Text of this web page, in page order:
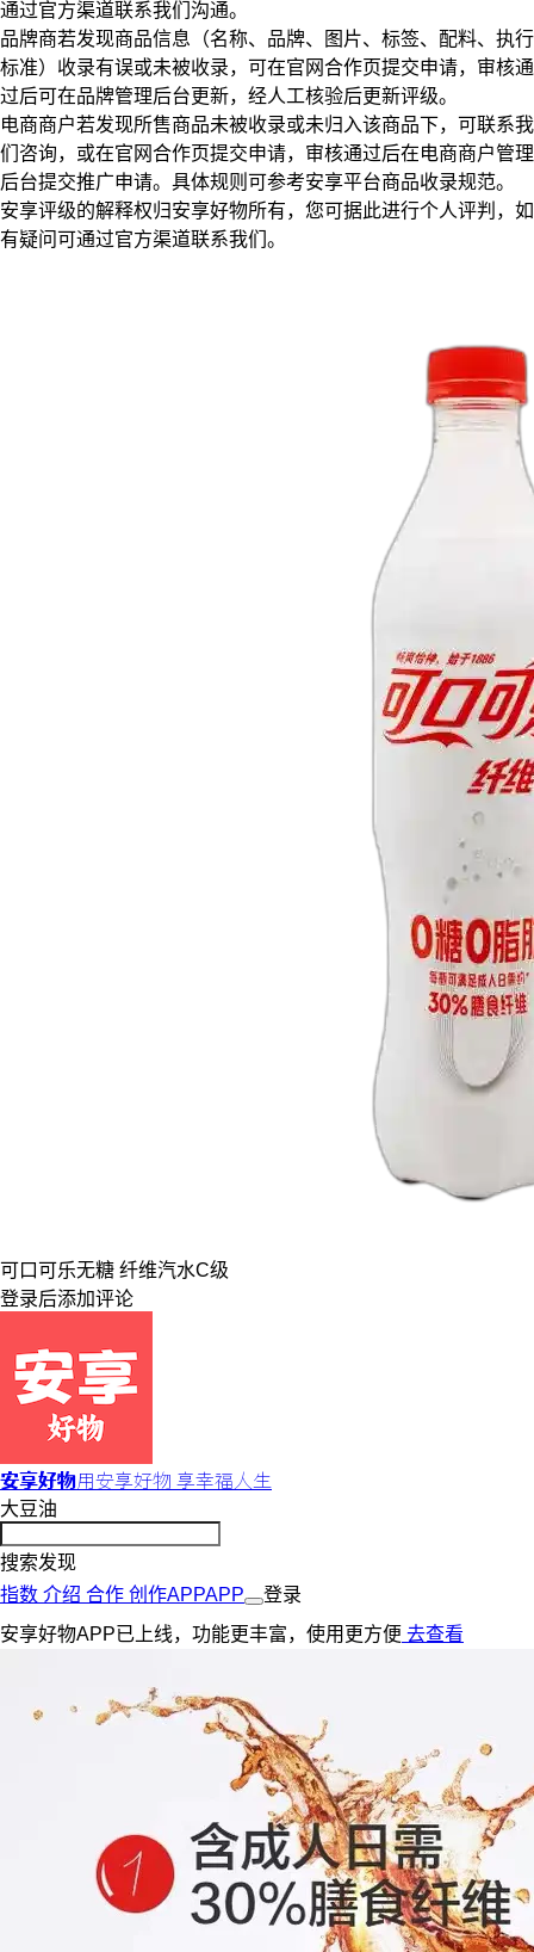
通过官方渠道联系我们沟通。
品牌商若发现商品信息（名称、品牌、图片、标签、配料、执行
标准）收录有误或未被收录，可在官网合作页提交申请，审核通
过后可在品牌管理后台更新，经人工核验后更新评级。
电商商户若发现所售商品未被收录或未归入该商品下，可联系我
们咨询，或在官网合作页提交申请，审核通过后在电商商户管理
后台提交推广申请。具体规则可参考安享平台商品收录规范。
安享评级的解释权归安享好物所有，您可据此进行个人评判，如
有疑问可通过官方渠道联系我们。
可口可乐无糖 纤维汽水C级
登录后添加评论
安享好物用安享好物 享幸福人生
大豆油
搜索发现
指数 介绍 合作 创作APPAPP
登录
安享好物APP已上线，功能更丰富，使用更方便 去查看